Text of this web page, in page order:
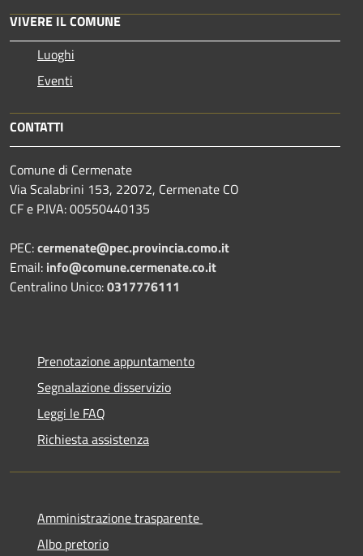
VIVERE IL COMUNE
Luoghi
Eventi
CONTATTI
Comune di Cermenate
Via Scalabrini 153, 22072, Cermenate CO
CF e P.IVA: 00550440135
PEC:cermenate@pec.provincia.como.it
Email: info@comune.cermenate.co.it
Centralino Unico:0317776111
Prenotazione appuntamento
Segnalazione disservizio
Leggi le FAQ
Richiesta assistenza
Amministrazione trasparente
Albo pretorio